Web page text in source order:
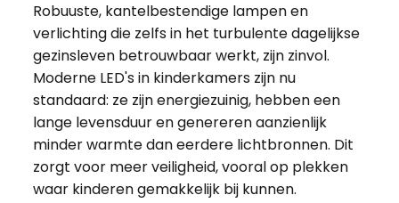
Robuuste, kantelbestendige lampen en
verlichting die zelfs in het turbulente dagelijkse
gezinsleven betrouwbaar werkt, zijn zinvol.
Moderne LED's in kinderkamers zijn nu
standaard: ze zijn energiezuinig, hebben een
lange levensduur en genereren aanzienlijk
minder warmte dan eerdere lichtbronnen. Dit
zorgt voor meer veiligheid, vooral op plekken
waar kinderen gemakkelijk bij kunnen.